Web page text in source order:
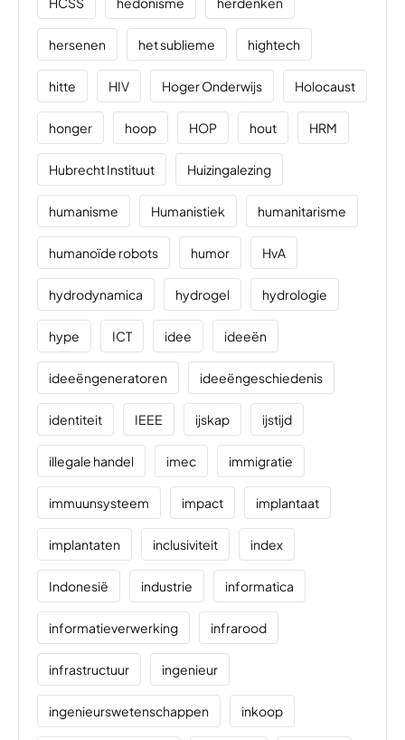
hersenen het sublieme hightech
hitte HIV Hoger Onderwijs Holocaust
honger hoop HOP hout HRM
Hubrecht Instituut Huizingalezing
humanisme Humanistiek humanitarisme
humanoïde robots humor HvA
hydrodynamica hydrogel hydrologie
hype ICT idee ideeën
ideeëngeneratoren ideeëngeschiedenis
identiteit IEEE ijskap ijstijd
illegale handel imec immigratie
immuunsysteem impact implantaat
implantaten inclusiviteit index
Indonesië industrie informatica
informatieverwerking infrarood
infrastructuur ingenieur
ingenieurswetenschappen inkoop